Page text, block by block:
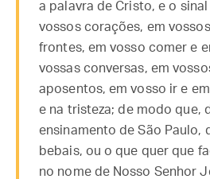
a palavra de Cristo, e o
vossos corações, em
frontes, em vosso comer e
vossas conversas, em
aposentos, em vosso ir e
e na tristeza; de modo que,
ensinamento de São Paulo,
bebais, ou o que quer que
no nome de Nosso Senhor